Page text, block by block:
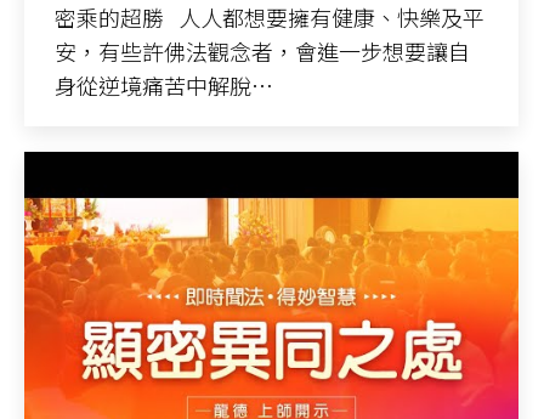
密乘的超勝 人人都想要擁有健康、快樂及平
安，有些許佛法觀念者，會進一步想要讓自
身從逆境痛苦中解脫…